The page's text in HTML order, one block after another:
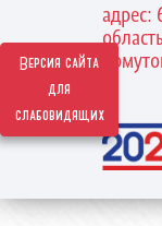
Версия сайта
для
слабовидящих
адрес: